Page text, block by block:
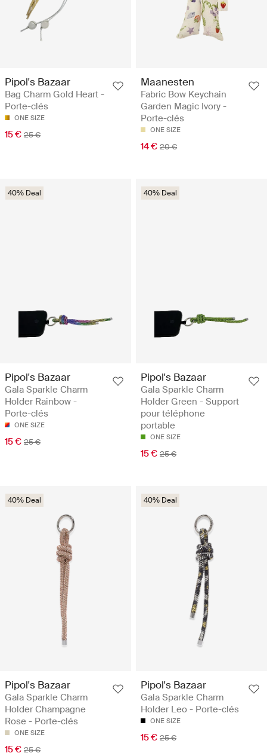
Pipol's Bazaar
Bag Charm Gold Heart -
Porte-clés
ONE SIZE
15 € 25 €
Maanesten
Fabric Bow Keychain
Garden Magic Ivory -
Porte-clés
ONE SIZE
14 € 20 €
40% Deal
Pipol's Bazaar
Gala Sparkle Charm
Holder Rainbow -
Porte-clés
ONE SIZE
15 € 25 €
40% Deal
Pipol's Bazaar
Gala Sparkle Charm
Holder Green - Support
pour téléphone
portable
ONE SIZE
15 € 25 €
40% Deal
Pipol's Bazaar
Gala Sparkle Charm
Holder Champagne
Rose - Porte-clés
ONE SIZE
15 € 25 €
40% Deal
Pipol's Bazaar
Gala Sparkle Charm
Holder Leo - Porte-clés
ONE SIZE
15 € 25 €